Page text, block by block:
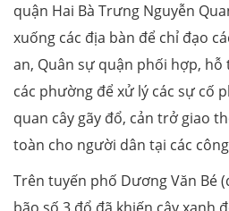
quận Hai Bà Trưng Nguyễn
xuống các địa bàn để chỉ đạo
an, Quân sự quận phối hợp,
các phường để xử lý các sự cố
quan cây gãy đổ, cản trở giao
toàn cho người dân tại các
Trên tuyến phố Dương Văn Bé